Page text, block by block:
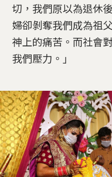
切，我們原以為退休
婦卻剝奪我們成為祖
神上的痛苦。而社會
我們壓力。」